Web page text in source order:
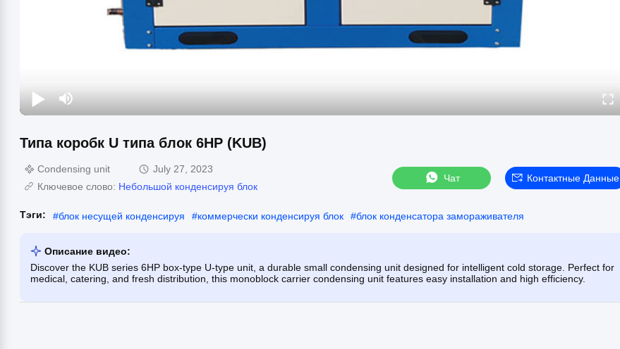
Типа коробк U типа блок 6HP (KUB)
Condensing unit
July 27, 2023
Ключевое слово: Небольшой конденсируя блок
Чат Контактные Данные
Тэги: #блок несущей конденсируя #коммерчески конденсируя блок #блок конденсатора замораживателя
Описание видео:
Discover the KUB series 6HP box-type U-type unit, a durable small condensing unit designed for intelligent cold storage. Perfect for
medical, catering, and fresh distribution, this monoblock carrier condensing unit features easy installation and high efficiency.